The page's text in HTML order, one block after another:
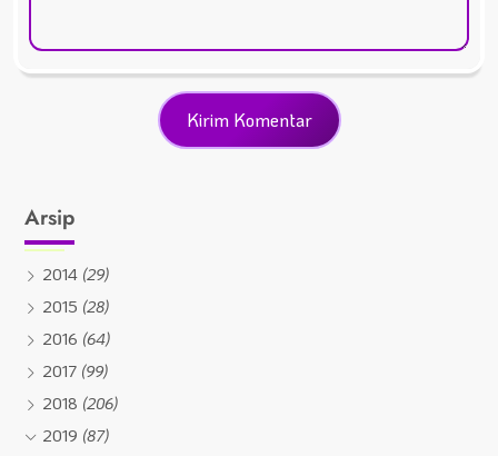
Arsip
2014 (29)
2015 (28)
2016 (64)
2017 (99)
2018 (206)
2019 (87)